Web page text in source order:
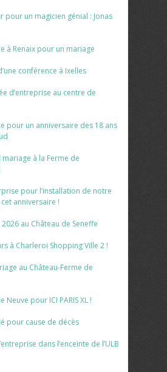
pour un magicien génial : Jonas
à Renaix pour un mariage
conférence à Ixelles
d’entreprise au centre de
pour un anniversaire des 18 ans
à la Ferme de
pour l’installation de notre
anniversaire !
au Château de Seneffe
à Charleroi Shopping Ville 2 !
au Château-Ferme de
Neuve pour ICI PARIS XL !
pour cause de décès
dans l’enceinte de l’ULB